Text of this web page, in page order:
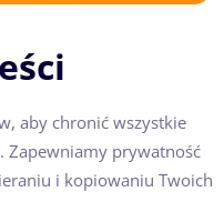
aby chronić wszystkie
Zapewniamy prywatność
i kopiowaniu Twoich